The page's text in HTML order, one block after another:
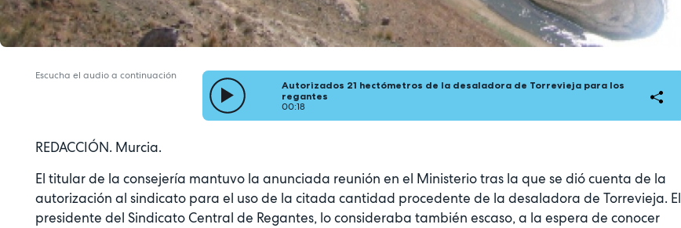
Escucha el audio a continuación
Autorizados 21 hectómetros de la desaladora de Torrevieja para los
regantes
00:18
REDACCIÓN. Murcia.
El titular de la consejería mantuvo la anunciada reunión en el Ministerio tras la que se dió cuenta de la
autorización al sindicato para el uso de la citada cantidad procedente de la desaladora de Torrevieja. El
presidente del Sindicato Central de Regantes, lo consideraba también escaso, a la espera de conocer